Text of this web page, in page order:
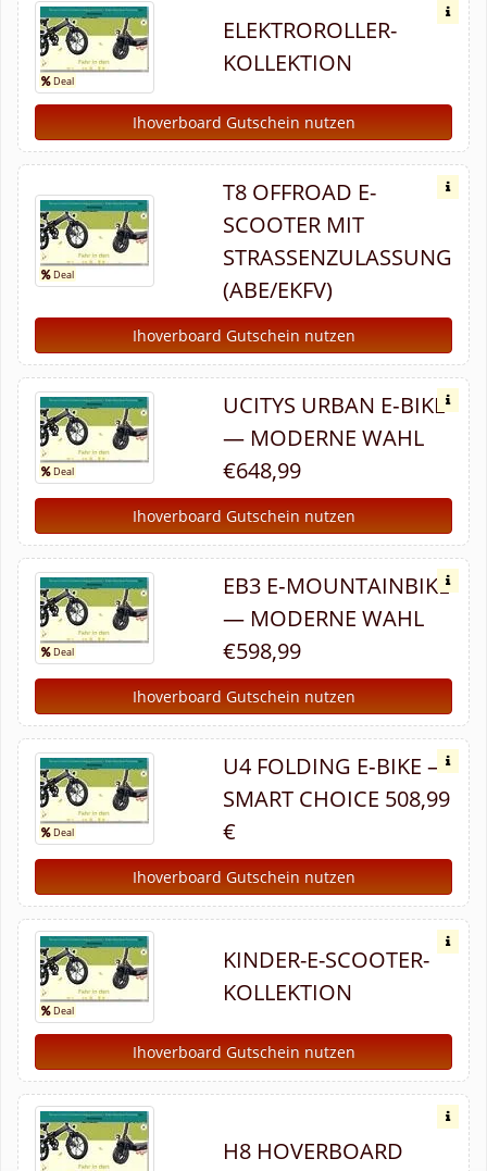
ELEKTROROLLER-
KOLLEKTION
Ihoverboard Gutschein nutzen
T8 OFFROAD E-
SCOOTER MIT
STRASSENZULASSUNG (
ABE/EKFV)
Ihoverboard Gutschein nutzen
UCITYS URBAN E‑BIKE
— MODERNE WAHL
€648,99
Ihoverboard Gutschein nutzen
EB3 E‑MOUNTAINBIKE
— MODERNE WAHL
€598,99
Ihoverboard Gutschein nutzen
U4 FOLDING E‑BIKE —
SMART CHOICE 508,99
€
Ihoverboard Gutschein nutzen
KINDER-E-SCOOTER-
KOLLEKTION
Ihoverboard Gutschein nutzen
H8 HOVERBOARD